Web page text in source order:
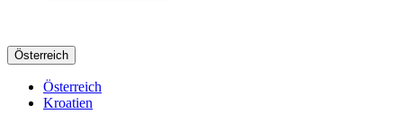
Österreich
Österreich
Kroatien